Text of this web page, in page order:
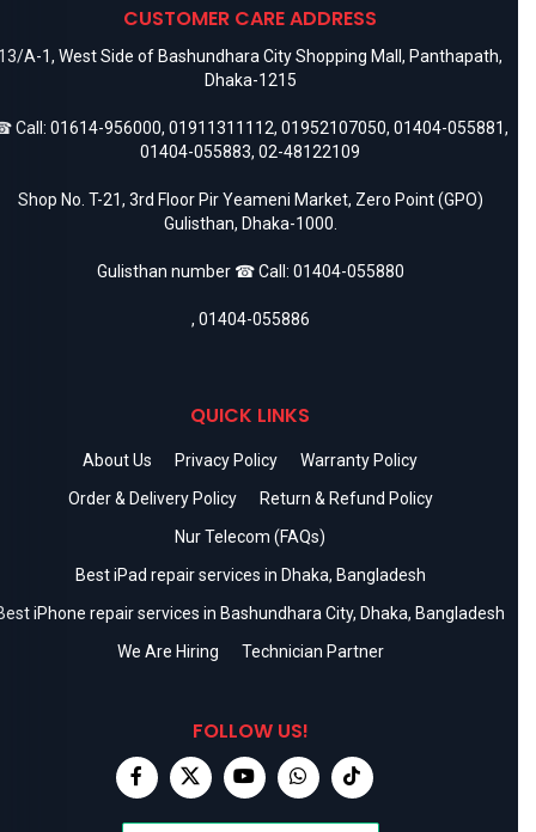
CUSTOMER CARE ADDRESS
A-1, West Side of Bashundhara City Shopping Mall, Panthapath,
Dhaka-1215
Call: 01614-956000, 01911311112, 01952107050, 01404-055881,
01404-055883, 02-48122109
Shop No. T-21, 3rd Floor Pir Yeameni Market, Zero Point (GPO)
Gulisthan, Dhaka-1000.
Gulisthan number ☎ Call: 01404-055880
, 01404-055886
QUICK LINKS
About Us Privacy Policy
Warranty Policy
Order & Delivery Policy
Return & Refund Policy
Nur Telecom (FAQs)
Best iPad repair services in Dhaka, Bangladesh
iPhone repair services in Bashundhara City, Dhaka, Bangladesh
We Are Hiring
Technician Partner
FOLLOW US!